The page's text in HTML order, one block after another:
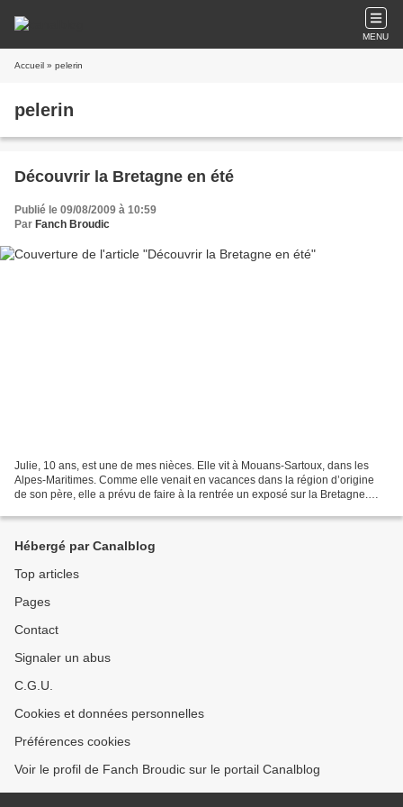
MENU
Accueil » pelerin
pelerin
Découvrir la Bretagne en été
Publié le 09/08/2009 à 10:59
Par Fanch Broudic
Julie, 10 ans, est une de mes nièces. Elle vit à Mouans-Sartoux, dans les
Alpes-Maritimes. Comme elle venait en vacances dans la région d’origine
de son père, elle a prévu de faire à la rentrée un exposé sur la Bretagne.
Hébergé par Canalblog
Top articles
Pages
Contact
Signaler un abus
C.G.U.
Cookies et données personnelles
Préférences cookies
Voir le profil de Fanch Broudic sur le portail Canalblog